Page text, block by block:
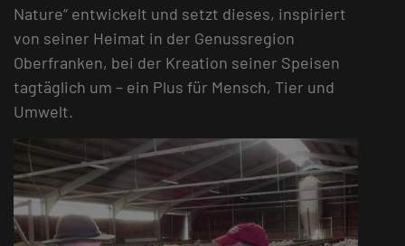
Nature“ entwickelt und setzt dieses, inspiriert
von seiner Heimat in der Genussregion
Oberfranken, bei der Kreation seiner Speisen
tagtäglich um – ein Plus für Mensch, Tier und
Umwelt.